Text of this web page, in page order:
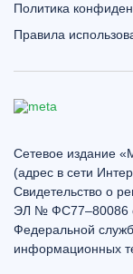
Политика
Правила
Сетевое издание
(адрес в сети
Свидетельство о
ЭЛ № ФС77–80086
Федеральной
информационных